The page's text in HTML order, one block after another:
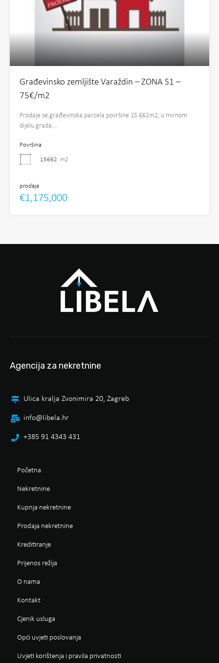
Građevinsko zemljište Varaždin – ZONA S1 –
75€/m2
Prodaje se građevinska parcela površine 15.662m2, u mirnom
dijelu grada,…
Površina
15662 m2
prodaja
€1,175,000
Agencija za nekretnine
Ulica kralja Zvonimira 20, Zagreb
info@libela.hr
+385 91 4343 431
Početna
Nekretnine
Kupnja nekretnine
Prodaja nekretnine
Kreditiranje
Prijenos režija
O nama
Kontakt
Cjenik usluga
Opći uvjeti poslovanja
Uvjeti korištenja i pravila privatnosti